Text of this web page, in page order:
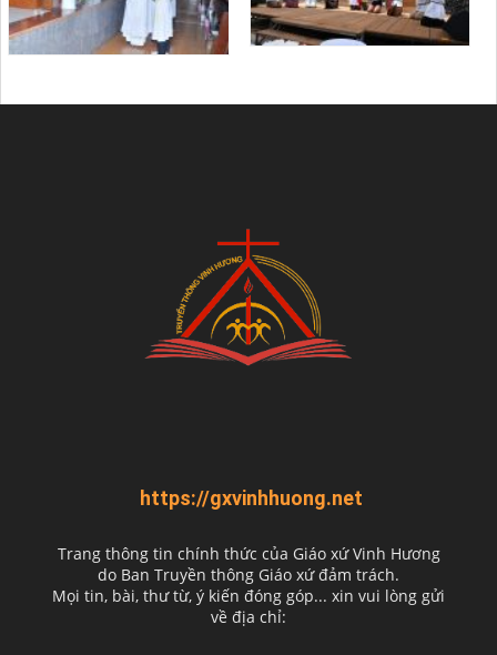
https://gxvinhhuong.net
Trang thông tin chính thức của Giáo xứ Vinh Hương
do Ban Truyền thông Giáo xứ đảm trách.
Mọi tin, bài, thư từ, ý kiến đóng góp... xin vui lòng gửi
về địa chỉ: